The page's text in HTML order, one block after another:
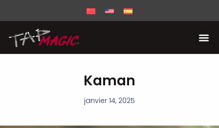
Kaman
janvier 14, 2025